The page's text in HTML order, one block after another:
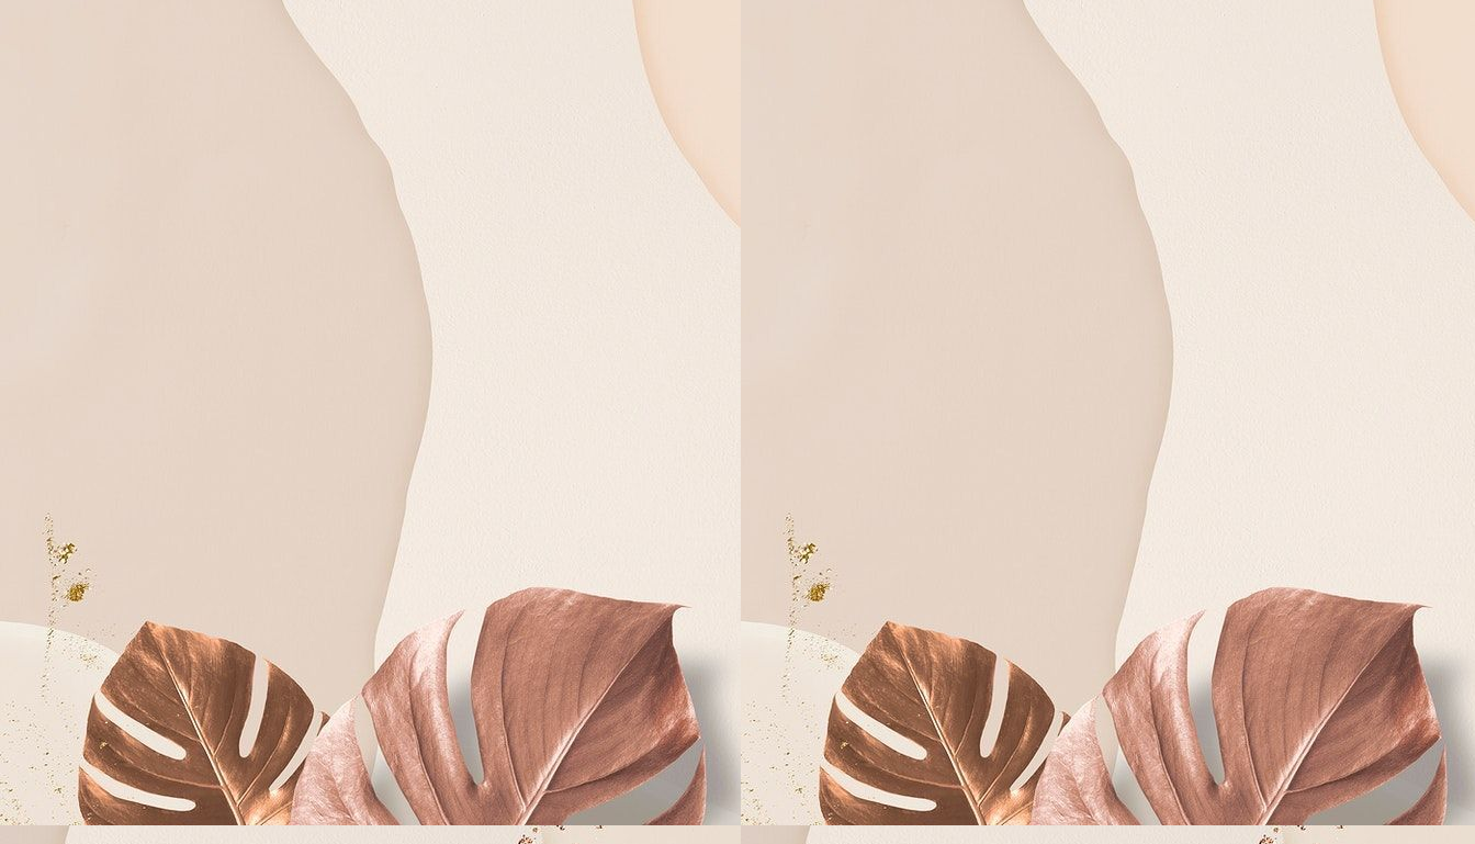
Om, Tuhan Kau – adalah sumber cahaya, berilah hamba cahaya. Kau adalah sumber semangat, berkahi hamba semangat. Kau adalah sumber kekuatan,
berilah hamba kekuatan itu. Kau adalah sumber cahaya cemerlang, berikan hamba kecemerlangan.
Atas Asung Kertha Wara Nugraha Ida Sang Hyang Widhi Wasa/ Tuhan Yang Maha Esa, kami bermaksud mengundang
Bapak/ Ibu/ Saudara/ i pada Upacara Manusa Yadnya Mepandes/Potong Gigi kami.
Sane Mepandes
Ketut Purnawati
Luh Putu Eka Novita Sari
Ngurah Kadek Oka Dwiki